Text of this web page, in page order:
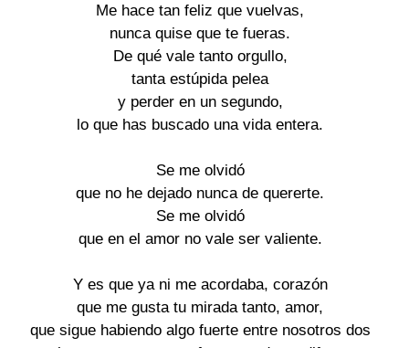
Me hace tan feliz que vuelvas,
nunca quise que te fueras.
De qué vale tanto orgullo,
tanta estúpida pelea
y perder en un segundo,
lo que has buscado una vida entera.
Se me olvidó
que no he dejado nunca de quererte.
Se me olvidó
que en el amor no vale ser valiente.
Y es que ya ni me acordaba, corazón
que me gusta tu mirada tanto, amor,
que sigue habiendo algo fuerte entre nosotros dos